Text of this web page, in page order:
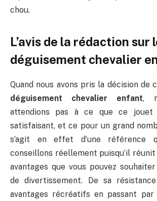
chou.
L’avis de la rédaction sur
déguisement chevalier
Quand nous avons pris la décision de
déguisement chevalier enfant,
attendions pas à ce que ce
satisfaisant, et ce pour un grand
s’agit en effet d’une référence
conseillons réellement puisqu’il
avantages que vous pouvez
de divertissement. De sa
avantages récréatifs en passant